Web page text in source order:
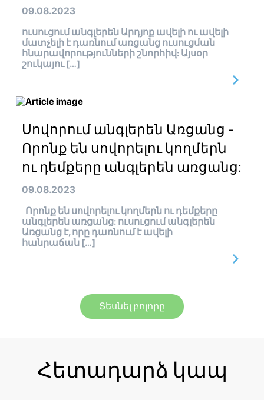
09.08.2023
ուսուցում անգլերեն Արդյոք ավելի ու ավելի
մատչելի է դառնում առցանց ուսուցման
հնարավորությունների շնորհիվ: Այսօր
շուկայու […]
Սովորում անգլերեն Առցանց -
Որոնք են սովորելու կողմերն
ու դեմքերը անգլերեն առցանց:
09.08.2023
Որոնք են սովորելու կողմերն ու դեմքերը
անգլերեն առցանց: ուսուցում անգլերեն
Առցանց է, որը դառնում է ավելի
հանրաճան […]
Տեսնել բոլորը
Հետադարձ կապ